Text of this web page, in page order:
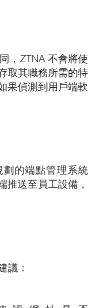
，ZTNA 不會將使
取其職務所需的特
果偵測到用戶端軟
的端點管理系統
推送至員工設備，
議：